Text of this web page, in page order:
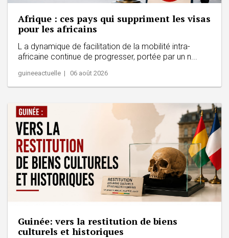
Afrique : ces pays qui suppriment les visas
pour les africains
L a dynamique de facilitation de la mobilité intra-
africaine continue de progresser, portée par un n...
guineeactuelle | 06 août 2026
Guinée: vers la restitution de biens
culturels et historiques